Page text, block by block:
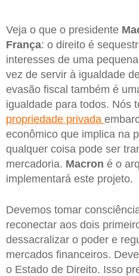
Veja o que o presidente
França: o direito é
interesses de uma
vez de servir à igualdade
evasão fiscal também é
igualdade para todos. Nós
propriedade privada
econômico que implica na
qualquer coisa pode ser
mercadoria. Macron é o
implementará este projeto.
Devemos tomar
reconectar aos dois
dessacralizar o poder e
mercados financeiros.
o Estado de Direito. Isso